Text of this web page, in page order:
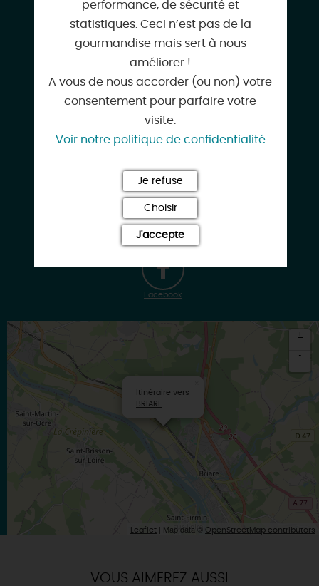
contact@ottlc.fr
sancerre-pouilly-giennois.com
Instagram
Facebook
Itinéraire vers
BRIARE
+
-
Leaflet | Map data © OpenStreetMap contributors
VOUS AIMEREZ AUSSI
performance, de sécurité et
statistiques. Ceci n’est pas de la
gourmandise mais sert à nous
améliorer !
A vous de nous accorder (ou non) votre
consentement pour parfaire votre
visite.
Voir notre politique de confidentialité
Je refuse
Choisir
J'accepte